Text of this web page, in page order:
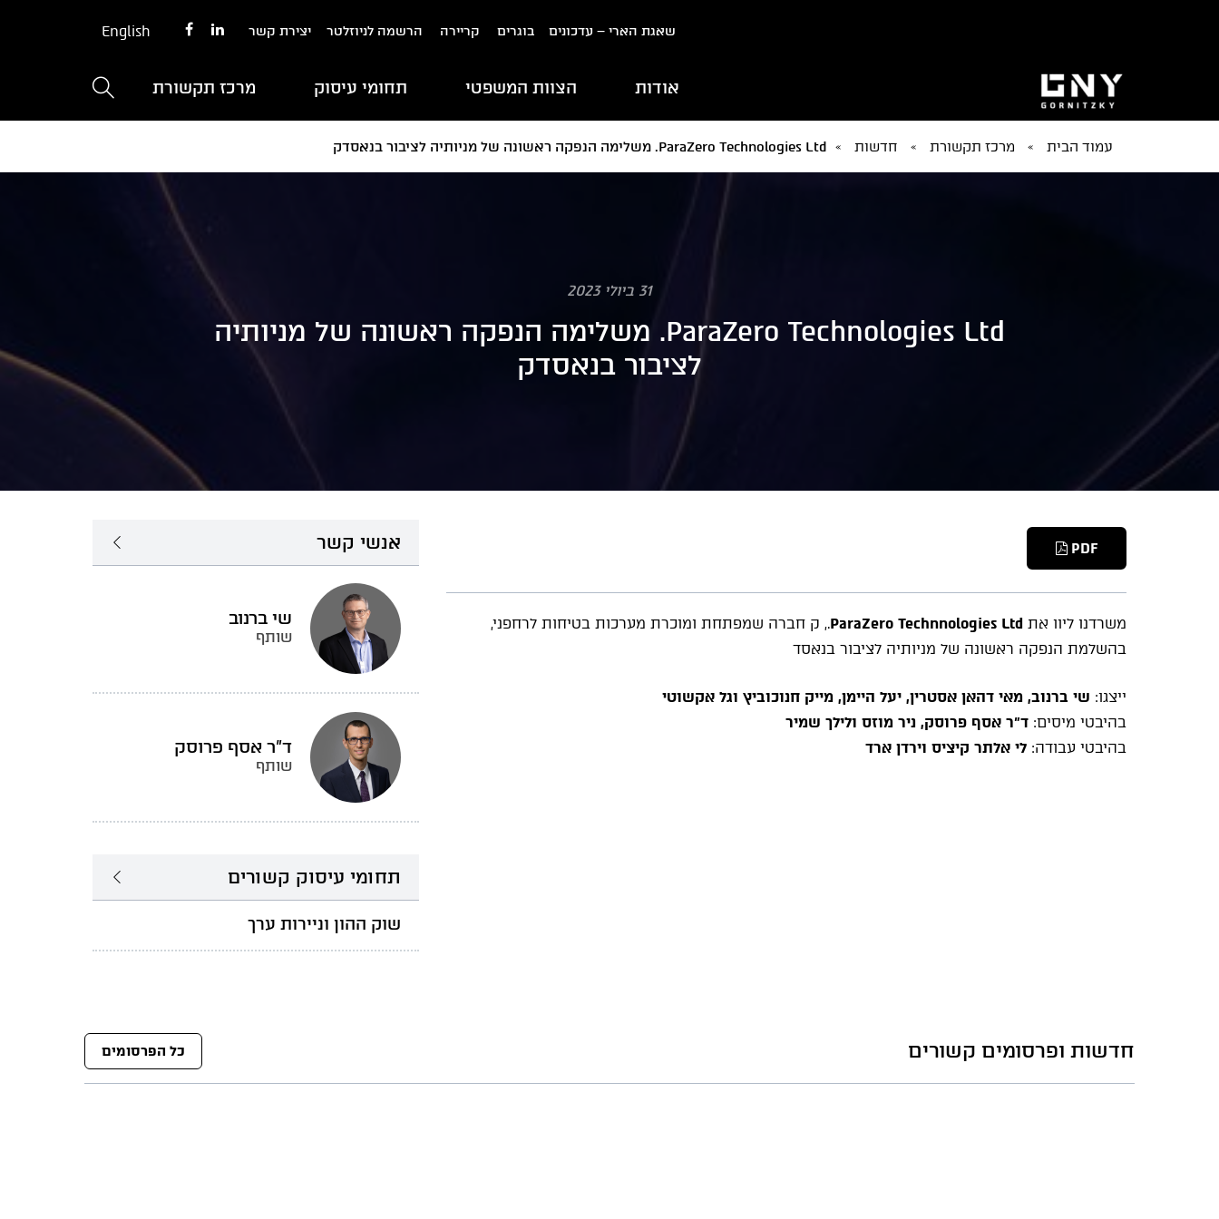
שאגת הארי – עדכונים בוגרים קריירה הרשמה לניוזלטר יצירת קשר English
אודות הצוות המשפטי תחומי עיסוק מרכז תקשורת
עמוד הבית » מרכז תקשורת » חדשות » ParaZero Technologies Ltd. משלימה הנפקה ראשונה של מניותיה לציבור בנאסדק
31 ביולי 2023
ParaZero Technologies Ltd. משלימה הנפקה ראשונה של מניותיה
לציבור בנאסדק
PDF
משרדנו ליוו את ParaZero Technnologies Ltd., ק חברה שמפתחת ומוכרת מערכות בטיחות לרחפני,
בהשלמת הנפקה ראשונה של מניותיה לציבור בנאסד
ייצגו: שי ברנוב, מאי דהאן אסטרין, יעל היימן, מייק חנוכוביץ וגל אקשוטי
בהיבטי מיסים: ד"ר אסף פרוסק, ניר מוזס ולילך שמיר
בהיבטי עבודה: לי אלתר קיציס וירדן ארד
אנשי קשר
שי ברנוב
שותף
ד"ר אסף פרוסק
שותף
תחומי עיסוק קשורים
שוק ההון וניירות ערך
חדשות ופרסומים קשורים כל הפרסומים